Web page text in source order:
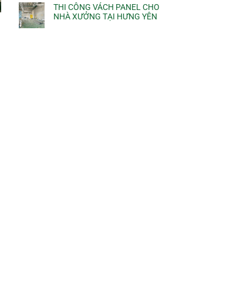
THI CÔNG VÁCH PANEL CHO
NHÀ XƯỞNG TẠI HƯNG YÊN